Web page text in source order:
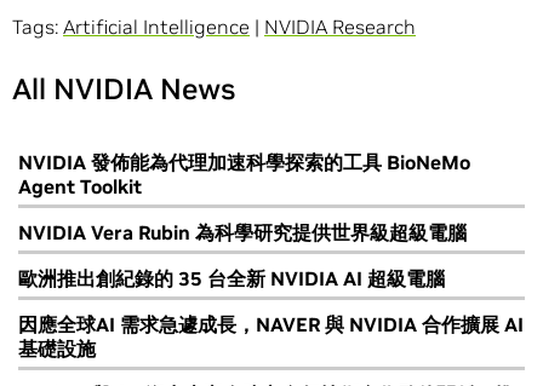
Tags: Artificial Intelligence | NVIDIA Research
All NVIDIA News
NVIDIA 發佈能為代理加速科學探索的工具 BioNeMo
Agent Toolkit
NVIDIA Vera Rubin 為科學研究提供世界級超級電腦
歐洲推出創紀錄的 35 台全新 NVIDIA AI 超級電腦
因應全球AI 需求急遽成長，NAVER 與 NVIDIA 合作擴展 AI
基礎設施